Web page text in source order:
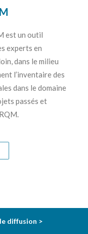
est un outil
experts en
dans le milieu
l’inventaire des
dans le domaine
passés et
diffusion >